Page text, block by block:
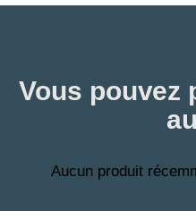
Vous pouvez
Aucun produit